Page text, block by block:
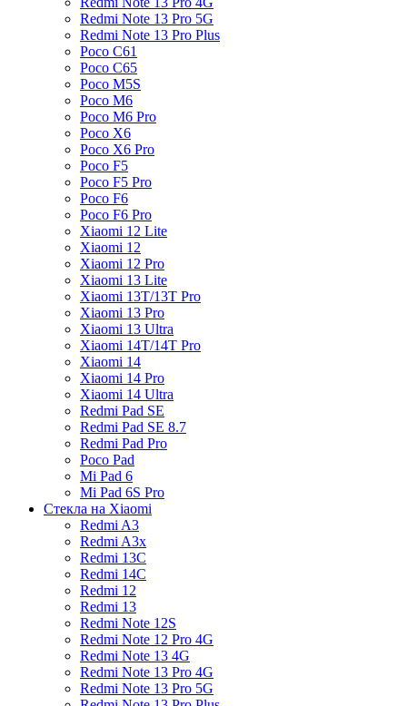
Redmi Note 13 Pro 5G
Redmi Note 13 Pro Plus
Poco C61
Poco C65
Poco M5S
Poco M6
Poco M6 Pro
Poco X6
Poco X6 Pro
Poco F5
Poco F5 Pro
Poco F6
Poco F6 Pro
Xiaomi 12 Lite
Xiaomi 12
Xiaomi 12 Pro
Xiaomi 13 Lite
Xiaomi 13T/13T Pro
Xiaomi 13 Pro
Xiaomi 13 Ultra
Xiaomi 14T/14T Pro
Xiaomi 14
Xiaomi 14 Pro
Xiaomi 14 Ultra
Redmi Pad SE
Redmi Pad SE 8.7
Redmi Pad Pro
Poco Pad
Mi Pad 6
Mi Pad 6S Pro
Стекла на Xiaomi
Redmi A3
Redmi A3x
Redmi 13C
Redmi 14C
Redmi 12
Redmi 13
Redmi Note 12S
Redmi Note 12 Pro 4G
Redmi Note 13 4G
Redmi Note 13 Pro 4G
Redmi Note 13 Pro 5G